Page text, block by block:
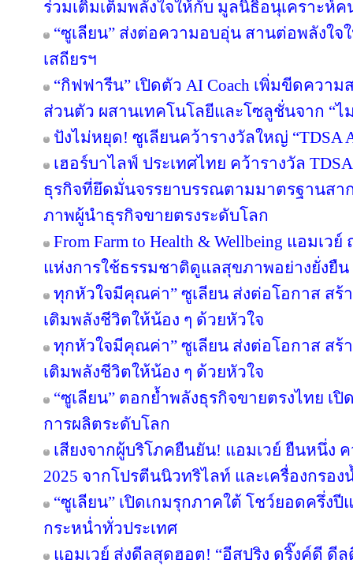
ร่วมเติมเต็มพลังใจให้กับ มูลนิธิอนุเคราะห์ค
“ซูเลียน” ส่งต่อความอบอุ่น สานต่อพลังใจใ
เสถียรฯ
“กิฟฟารีน” เปิดตัว AI Coach เพิ่มขีดควา
ส่วนตัว ผสานเทคโนโลยีและโซลูชั่นจาก “
ปังไม่หยุด! ซูเลียนคว้ารางวัลใหญ่ “TDSA
เฮอร์บาไลฟ์ ประเทศไทย คว้ารางวัล
ธุรกิจที่ยึดมั่นจรรยาบรรณตามมาตรฐานสา
ภาพผู้นำธุรกิจขายตรงระดับโลก
From Farm to Health & Wellbeing แอมเ
แห่งการใช้ธรรมชาติดูแลสุขภาพอย่างยั่งยืน
ทุกหัวใจมีคุณค่า” ซูเลียน ส่งต่อโอกาส สร้
เติมพลังชีวิตให้น้อง ๆ ด้วยหัวใจ
ทุกหัวใจมีคุณค่า” ซูเลียน ส่งต่อโอกาส สร้
เติมพลังชีวิตให้น้อง ๆ ด้วยหัวใจ
“ซูเลียน” ตอกย้ำพลังธุรกิจขายตรงไทย เ
การผลิตระดับโลก
เสียงจากผู้บริโภคยืนยัน! แอมเวย์ ยืนหนึ่ง ค
2025 จากโปรตีนนิวทริไลท์ และเครื่องกรอง
“ซูเลียน” เปิดเกมรุกภาคใต้ โชว์ยอดครึ่ง
กระหน่ำทั่วประเทศ
แอมเวย์ ส่งดีลสุดฮอต! “อีสปริง ดริ๊งค์ดี ดี